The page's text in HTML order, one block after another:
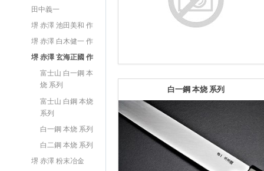
田中義一
堺 赤澤 池田美和 作
堺 赤澤 白木健一 作
堺 赤澤 玄海正國 作
富士山 白一鋼 本
烧 系列
富士山 白鋼 本烧
系列
白一鋼 本烧 系列
白二鋼 本烧 系列
堺 赤澤 粉末冶金
白一鋼 本烧 系列